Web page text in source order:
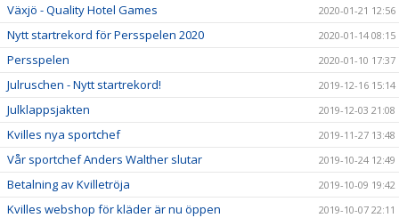
Växjö - Quality Hotel Games 2020-01-21 12:56
Nytt startrekord för Persspelen 2020 2020-01-14 08:15
Persspelen 2020-01-10 17:37
Julruschen - Nytt startrekord! 2019-12-16 15:14
Julklappsjakten 2019-12-03 21:08
Kvilles nya sportchef 2019-11-27 13:48
Vår sportchef Anders Walther slutar 2019-10-24 12:49
Betalning av Kvilletröja 2019-10-09 19:42
Kvilles webshop för kläder är nu öppen 2019-10-07 22:11